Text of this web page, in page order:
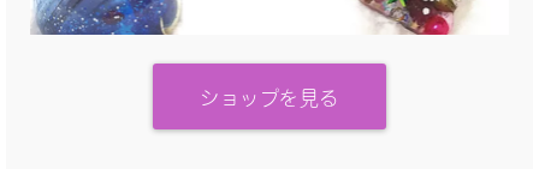
ショップを見る